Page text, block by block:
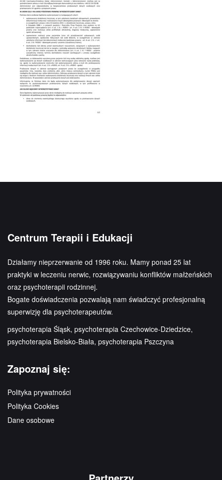
Centrum Terapii i Edukacji
Działamy nieprzerwanie od 1996 roku. Mamy ponad 25 lat
praktyki w leczeniu nerwic, rozwiązywaniu konfliktów małżeńskich
oraz psychoterapii rodzinnej.
Bogate doświadczenia pozwalają nam świadczyć profesjonalną
superwizję dla psychoterapeutów.
psychoterapia Śląsk, psychoterapia Czechowice-Dziedzice,
psychoterapia Bielsko-Biała, psychoterapia Pszczyna
Zapoznaj się:
Polityka prywatności
Polityka Cookies
Dane osobowe